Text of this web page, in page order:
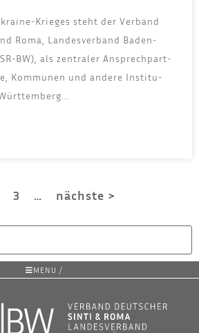
Krie­ges steht der Ver­band
Roma, Lan­des­ver­band Baden-
BW), als zen­tra­ler Ansprech­part­
Kom­mu­nen und ande­re Insti­tu­
3 … nächste >
MENU /